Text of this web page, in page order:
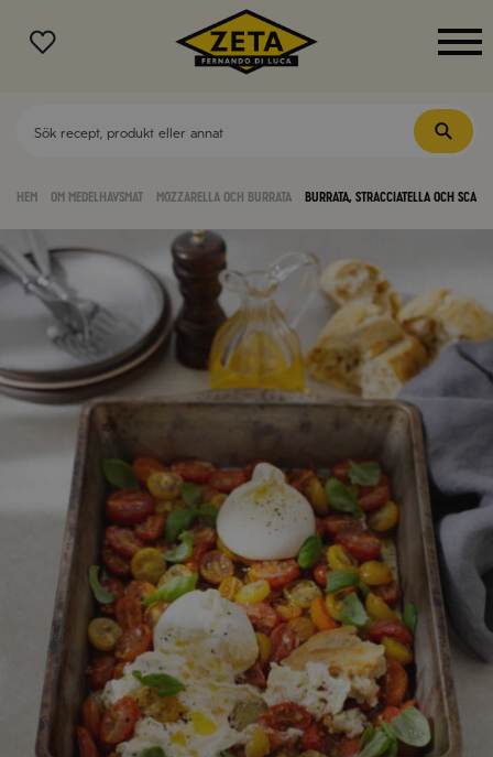
MENY
Hem Om medelhavsmat Mozzarella och burrata Burrata, Stracciatella och